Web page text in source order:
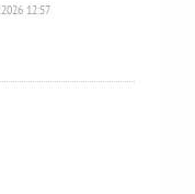
12:57